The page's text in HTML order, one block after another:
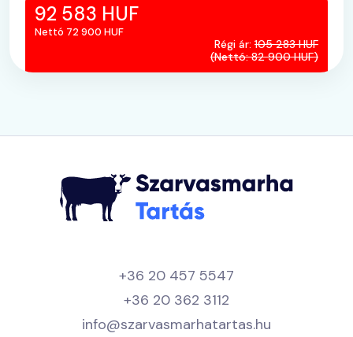
92 583 HUF
Nettó 72 900 HUF
Régi ár: 105 283 HUF
(Nettó: 82 900 HUF)
+36 20 457 5547
+36 20 362 3112
info@szarvasmarhatartas.hu